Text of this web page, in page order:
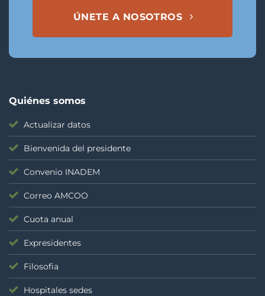
ÚNETE A NOSOTROS
Quiénes somos
Actualizar datos
Bienvenida del presidente
Convenio INADEM
Correo AMCOO
Cuota anual
Expresidentes
Filosofia
Hospitales sedes